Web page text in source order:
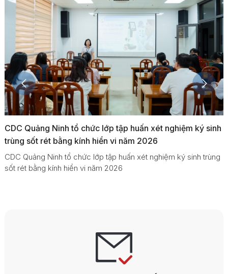
Quảng Ninh tổ chức Hội thảo quốc tế tăng cường năng
lực phòng, chống dịch bệnh truyền nhiễm
Quảng Ninh tổ chức Hội thảo quốc tế tăng cường năng lực
phòng, chống dịch bệnh truyền nhiễm